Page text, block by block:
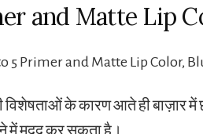
and Matte Lip
के कारण आते ही बाज़ार
में मदद कर सकता है।